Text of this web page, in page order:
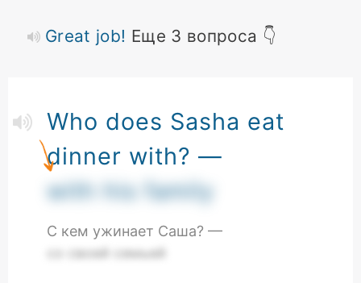
Great job! Еще 3 вопроса 👇
Who does Sasha eat
dinner with? —
with his family
С кем ужинает Саша? —
со своей семьей